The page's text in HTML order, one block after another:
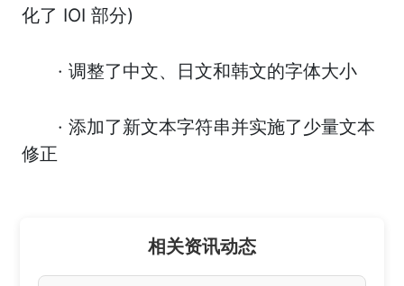
化了 IOI 部分)
· 调整了中文、日文和韩文的字体大小
· 添加了新文本字符串并实施了少量文本
修正
相关资讯动态